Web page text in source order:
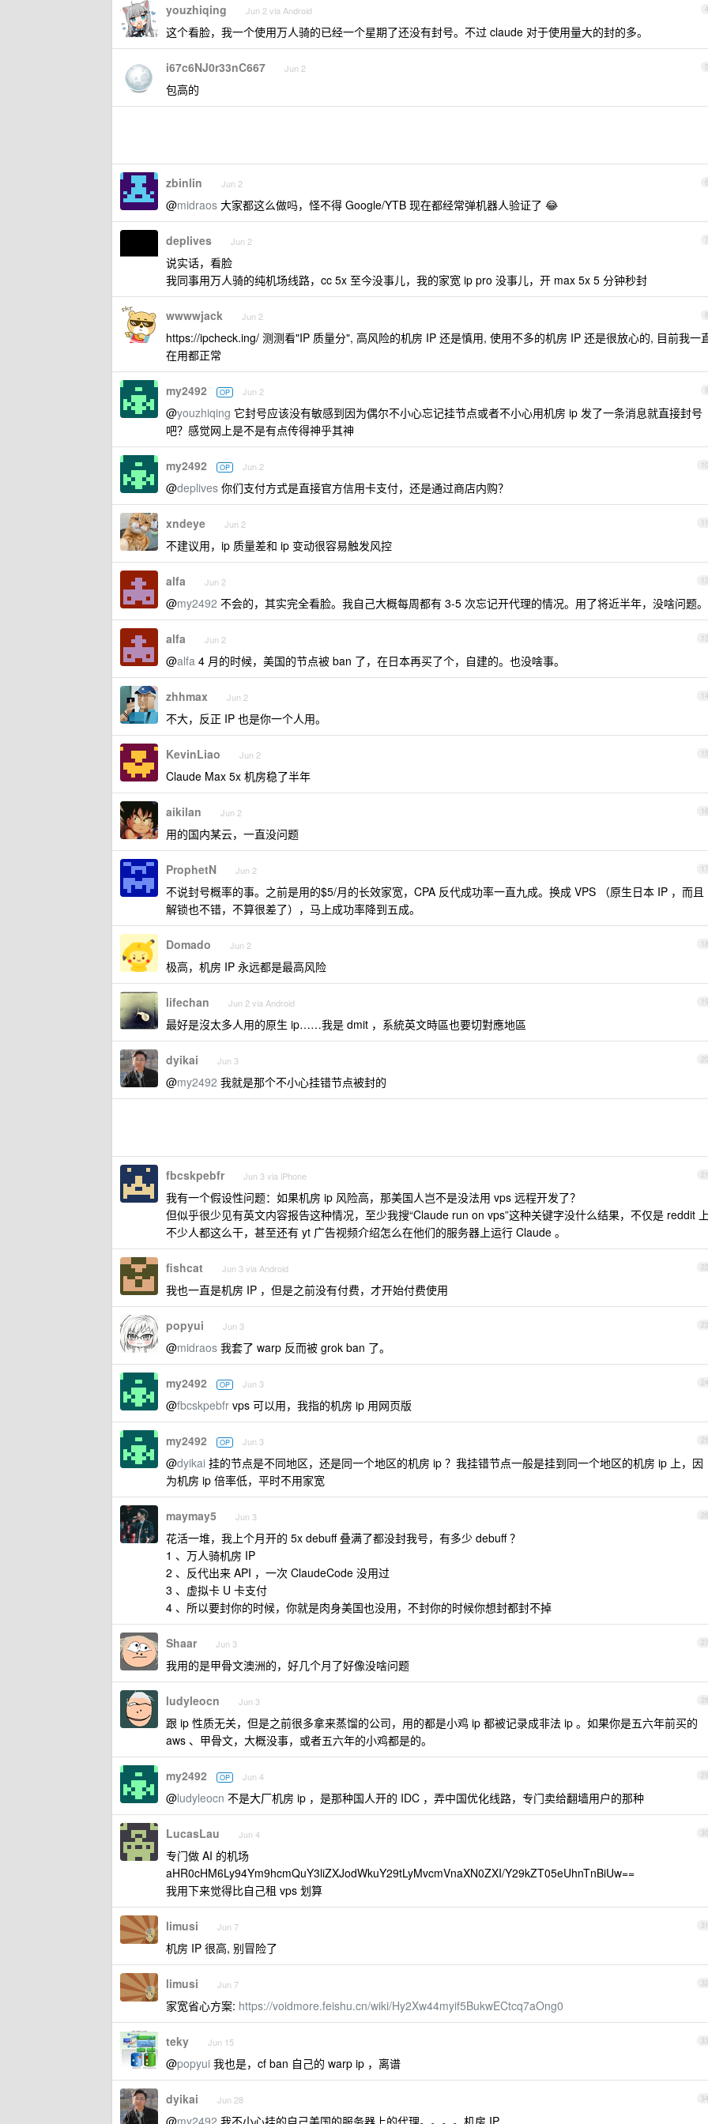
4
youzhiqing Jun 2 via Android
这个看脸，我一个使用万人骑的已经一个星期了还没有封号。不过 claude 对于使用量大的封的多。
5
i67c6NJ0r33nC667 Jun 2
包高的
6
zbinlin Jun 2
@midraos 大家都这么做吗，怪不得 Google/YTB 现在都经常弹机器人验证了 😂
7
deplives Jun 2
说实话，看脸
我同事用万人骑的纯机场线路，cc 5x 至今没事儿，我的家宽 ip pro 没事儿，开 max 5x 5 分钟秒封
8
wwwwjack Jun 2
https://ipcheck.ing/ 测测看"IP 质量分", 高风险的机房 IP 还是慎用, 使用不多的机房 IP 还是很放心的, 目前我一
在用都正常
9
my2492 OP Jun 2
@youzhiqing 它封号应该没有敏感到因为偶尔不小心忘记挂节点或者不小心用机房 ip 发了一条消息就直接封号
吧？感觉网上是不是有点传得神乎其神
10
my2492 OP Jun 2
@deplives 你们支付方式是直接官方信用卡支付，还是通过商店内购？
11
xndeye Jun 2
不建议用，ip 质量差和 ip 变动很容易触发风控
12
alfa Jun 2
@my2492 不会的，其实完全看脸。我自己大概每周都有 3-5 次忘记开代理的情况。用了将近半年，没啥问题。
13
alfa Jun 2
@alfa 4 月的时候，美国的节点被 ban 了，在日本再买了个，自建的。也没啥事。
14
zhhmax Jun 2
不大，反正 IP 也是你一个人用。
15
KevinLiao Jun 2
Claude Max 5x 机房稳了半年
16
aikilan Jun 2
用的国内某云，一直没问题
17
ProphetN Jun 2
不说封号概率的事。之前是用的$5/月的长效家宽，CPA 反代成功率一直九成。换成 VPS （原生日本 IP ，而且
解锁也不错，不算很差了），马上成功率降到五成。
18
Domado Jun 2
极高，机房 IP 永远都是最高风险
19
lifechan Jun 2 via Android
最好是沒太多人用的原生 ip……我是 dmit ，系統英文時區也要切對應地區
20
dyikai Jun 3
@my2492 我就是那个不小心挂错节点被封的
21
fbcskpebfr Jun 3 via iPhone
我有一个假设性问题：如果机房 ip 风险高，那美国人岂不是没法用 vps 远程开发了？
但似乎很少见有英文内容报告这种情况，至少我搜“Claude run on vps”这种关键字没什么结果，不仅是 reddit 上
不少人都这么干，甚至还有 yt 广告视频介绍怎么在他们的服务器上运行 Claude 。
22
fishcat Jun 3 via Android
我也一直是机房 IP ，但是之前没有付费，才开始付费使用
23
popyui Jun 3
@midraos 我套了 warp 反而被 grok ban 了。
24
my2492 OP Jun 3
@fbcskpebfr vps 可以用，我指的机房 ip 用网页版
25
my2492 OP Jun 3
@dyikai 挂的节点是不同地区，还是同一个地区的机房 ip ？我挂错节点一般是挂到同一个地区的机房 ip 上，因
为机房 ip 倍率低，平时不用家宽
26
maymay5 Jun 3
花活一堆，我上个月开的 5x debuff 叠满了都没封我号，有多少 debuff ？
1 、万人骑机房 IP
2 、反代出来 API ，一次 ClaudeCode 没用过
3 、虚拟卡 U 卡支付
4 、所以要封你的时候，你就是肉身美国也没用，不封你的时候你想封都封不掉
27
Shaar Jun 3
我用的是甲骨文澳洲的，好几个月了好像没啥问题
28
ludyleocn Jun 3
跟 ip 性质无关，但是之前很多拿来蒸馏的公司，用的都是小鸡 ip 都被记录成非法 ip 。如果你是五六年前买的
aws 、甲骨文，大概没事，或者五六年的小鸡都是的。
29
my2492 OP Jun 4
@ludyleocn 不是大厂机房 ip ，是那种国人开的 IDC ，弄中国优化线路，专门卖给翻墙用户的那种
30
LucasLau Jun 4
专门做 AI 的机场
aHR0cHM6Ly94Ym9hcmQuY3liZXJodWkuY29tLyMvcmVnaXN0ZXI/Y29kZT05eUhnTnBiUw==
我用下来觉得比自己租 vps 划算
31
limusi Jun 7
机房 IP 很高, 别冒险了
32
limusi Jun 7
家宽省心方案: https://voidmore.feishu.cn/wiki/Hy2Xw44myif5BukwECtcq7aOng0
33
teky Jun 15
@popyui 我也是，cf ban 自己的 warp ip ，离谱
34
dyikai Jun 28
@my2492 我不小心挂的自己美国的服务器上的代理。。。。机房 IP